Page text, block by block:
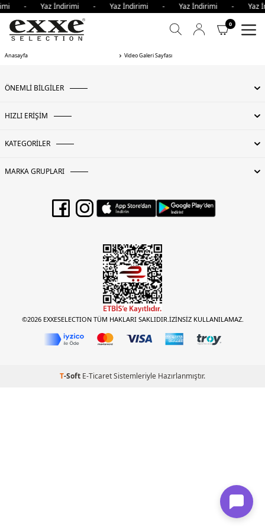
- Yaz İndirimi - Yaz İndirimi - Yaz İndirimi -
0
Anasayfa Video Galeri Sayfası
ÖNEMLİ BİLGİLER
HIZLI ERİŞİM
KATEGORİLER
MARKA GRUPLARI
©2026 EXXESELECTION TÜM HAKLARI SAKLIDIR.İZİNSİZ KULLANILAMAZ.
T-Soft E-TicaretSistemleriyle Hazırlanmıştır.